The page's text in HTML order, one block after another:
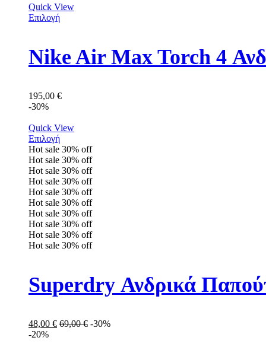
Quick View
Επιλογή
Nike Air Max Torch 4
195,00 €
-30%
Quick View
Επιλογή
Hot sale 30% off
Hot sale 30% off
Hot sale 30% off
Hot sale 30% off
Hot sale 30% off
Hot sale 30% off
Hot sale 30% off
Hot sale 30% off
Hot sale 30% off
Hot sale 30% off
Superdry Ανδρικά
48,00 € 69,00€ -30%
-20%